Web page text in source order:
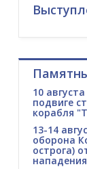
10
подвиге
корабля
13-14
оборона
острога)